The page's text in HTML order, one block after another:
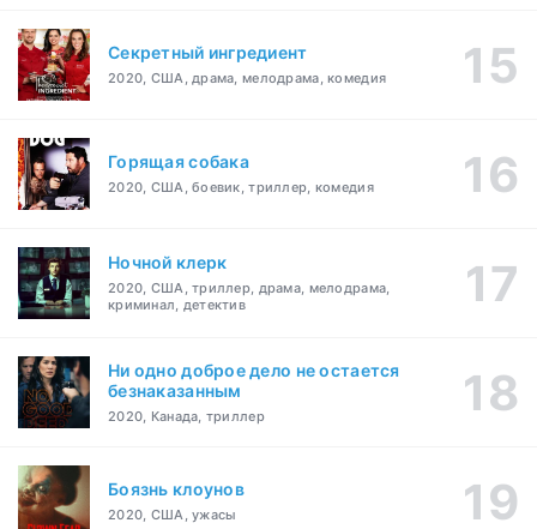
Секретный ингредиент
2020, США, драма, мелодрама, комедия
Горящая собака
2020, США, боевик, триллер, комедия
Ночной клерк
2020, США, триллер, драма, мелодрама,
криминал, детектив
Ни одно доброе дело не остается
безнаказанным
2020, Канада, триллер
Боязнь клоунов
2020, США, ужасы